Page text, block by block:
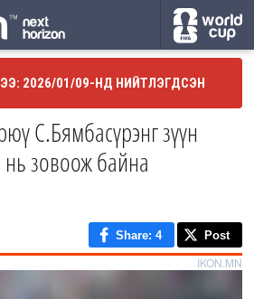
2026/01/09-НД НИЙТЛЭГДСЭН
С.Бямбасүрэнг зүүн
нь зовоож байна
Share: 4 Post
IKON.MN